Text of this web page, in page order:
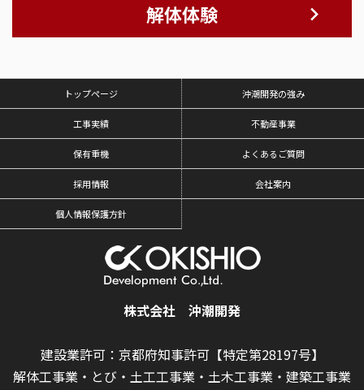
解体体験
トップページ 沖潮開発の強み
工事実績 不動産事業
保有重機 よくあるご質問
採用情報 会社案内
個人情報保護方針
株式会社 沖潮開発
建設業許可：京都府知事許可【特定第28197号】
解体工事業・とび・土工工事業・土木工事業・建築工事業